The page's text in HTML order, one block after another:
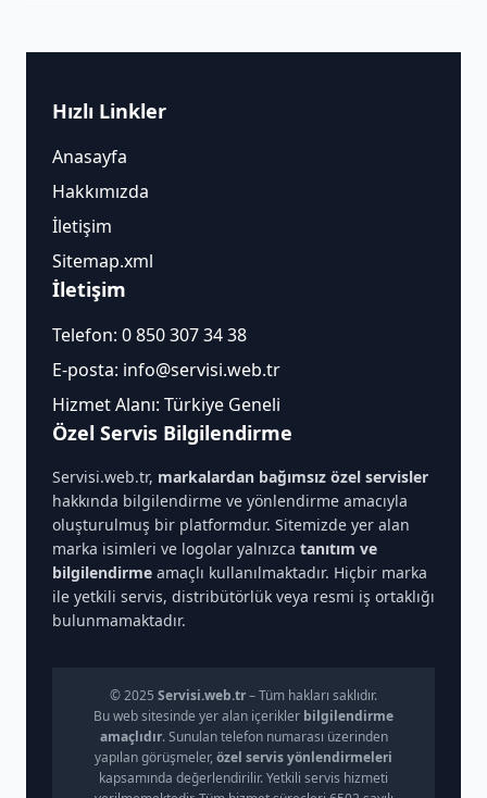
Hızlı Linkler
Anasayfa
Hakkımızda
İletişim
Sitemap.xml
İletişim
Telefon: 0 850 307 34 38
E-posta: info@servisi.web.tr
Hizmet Alanı: Türkiye Geneli
Özel Servis Bilgilendirme
Servisi.web.tr, markalardan bağımsız özel servisler
hakkında bilgilendirme ve yönlendirme amacıyla
oluşturulmuş bir platformdur. Sitemizde yer alan
marka isimleri ve logolar yalnızca tanıtım ve
bilgilendirme amaçlı kullanılmaktadır. Hiçbir marka
ile yetkili servis, distribütörlük veya resmi iş ortaklığı
bulunmamaktadır.
© 2025 Servisi.web.tr– Tüm hakları saklıdır.
Bu web sitesinde yer alan içerikler bilgilendirme
amaçlıdır. Sunulan telefon numarası üzerinden
yapılan görüşmeler, özel servis yönlendirmeleri
kapsamında değerlendirilir. Yetkili servis hizmeti